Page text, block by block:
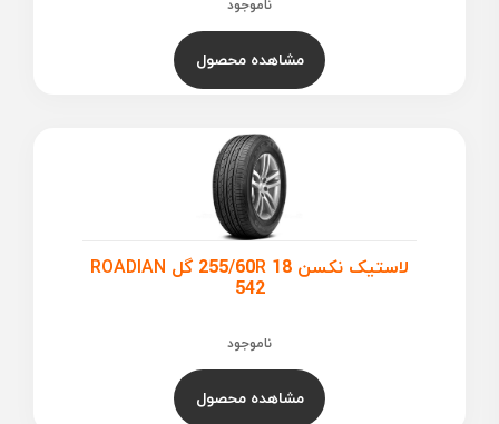
ناموجود
مشاهده محصول
لاستیک نکسن 255/60R 18 گل ROADIAN
542
ناموجود
مشاهده محصول